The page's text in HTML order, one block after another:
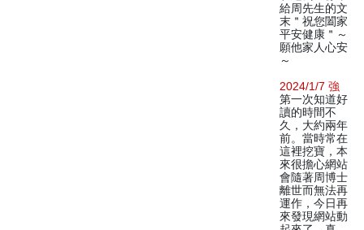
給周先生的文
末＂祝您闔家
平安健康＂～
願他家人心安
～
2024/1/7 強
第一次知道好
讀的時間不
久，大約兩年
前。當時常在
這裡挖寶，本
來很擔心網站
會隨著周博士
離世而無法再
運作，今日再
來發現網站動